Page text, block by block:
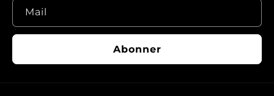
Mail
Abonner